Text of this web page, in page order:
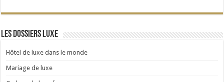
Les dossiers Luxe
Hôtel de luxe dans le monde
Mariage de luxe